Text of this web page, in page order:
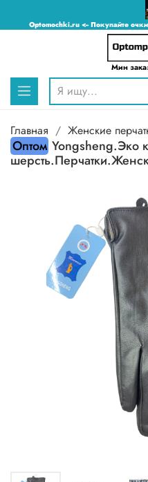
Optomochki.ru <-- Покупайте
Мин
Главная Женские
Оптом Yongsheng.Эко